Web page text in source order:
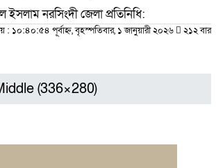
নরসিংদী জেলা প্রতিনিধি:
১০:৪০:৫৪ পূর্বাহ্ন, বৃহস্পতিবার, ১ জানুয়ারী ২০২৬
২১২ বার
(336×280)